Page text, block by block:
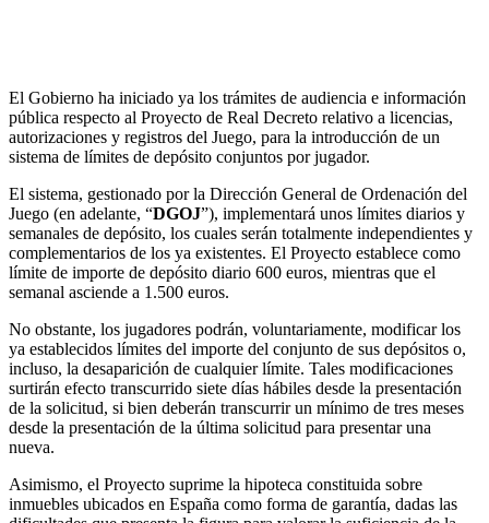
El Gobierno ha iniciado ya los trámites de audiencia e información
pública respecto al Proyecto de Real Decreto relativo a licencias,
autorizaciones y registros del Juego, para la introducción de un
sistema de límites de depósito conjuntos por jugador.
El sistema, gestionado por la Dirección General de Ordenación del
Juego (en adelante, “DGOJ”), implementará unos límites diarios y
semanales de depósito, los cuales serán totalmente independientes y
complementarios de los ya existentes. El Proyecto establece como
límite de importe de depósito diario 600 euros, mientras que el
semanal asciende a 1.500 euros.
No obstante, los jugadores podrán, voluntariamente, modificar los
ya establecidos límites del importe del conjunto de sus depósitos o,
incluso, la desaparición de cualquier límite. Tales modificaciones
surtirán efecto transcurrido siete días hábiles desde la presentación
de la solicitud, si bien deberán transcurrir un mínimo de tres meses
desde la presentación de la última solicitud para presentar una
nueva.
Asimismo, el Proyecto suprime la hipoteca constituida sobre
inmuebles ubicados en España como forma de garantía, dadas las